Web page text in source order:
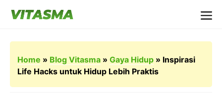
Home » Blog Vitasma » Gaya Hidup » Inspirasi
Life Hacks untuk Hidup Lebih Praktis